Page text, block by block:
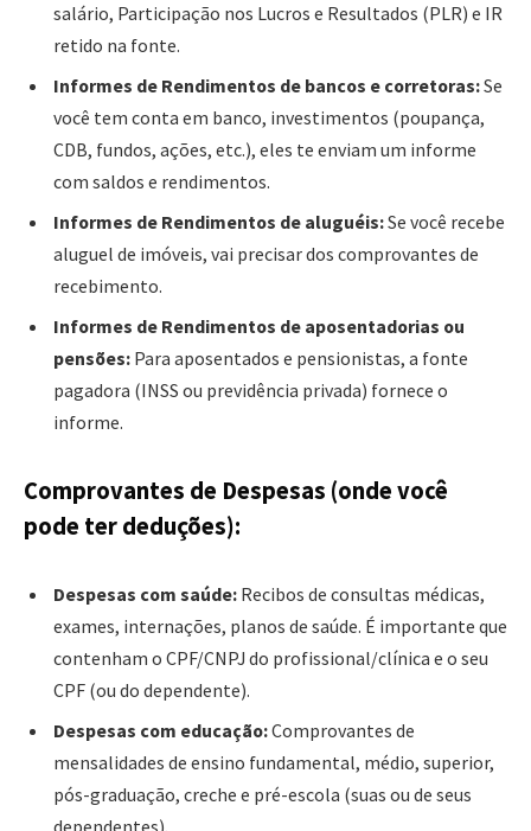
salário, Participação nos Lucros e Resultados (PLR) e IR
retido na fonte.
Informes de Rendimentos de bancos e corretoras:Se
você tem conta em banco, investimentos (poupança,
CDB, fundos, ações, etc.), eles te enviam um informe
com saldos e rendimentos.
Informes de Rendimentos de aluguéis:Se você recebe
aluguel de imóveis, vai precisar dos comprovantes de
recebimento.
Informes de Rendimentos de aposentadorias ou
pensões: Para aposentados e pensionistas, a fonte
pagadora (INSS ou previdência privada) fornece o
informe.
Comprovantes de Despesas (onde você
pode ter deduções):
Despesas com saúde: Recibos de consultas médicas,
exames, internações, planos de saúde. É importante que
contenham o CPF/CNPJ do profissional/clínica e o seu
CPF (ou do dependente).
Despesas com educação:Comprovantes de
mensalidades de ensino fundamental, médio, superior,
pós-graduação, creche e pré-escola (suas ou de seus
dependentes).